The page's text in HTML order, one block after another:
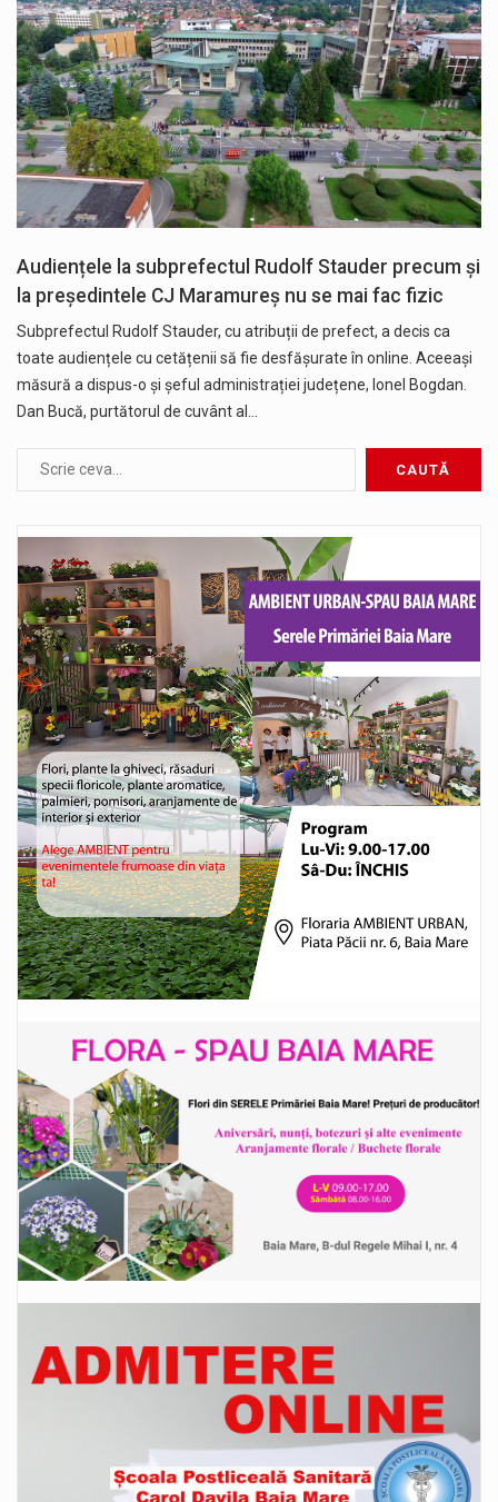
Audiențele la subprefectul Rudolf Stauder precum și
la președintele CJ Maramureș nu se mai fac fizic
Subprefectul Rudolf Stauder, cu atribuții de prefect, a decis ca
toate audiențele cu cetățenii să fie desfășurate în online. Aceeași
măsură a dispus-o și șeful administrației județene, Ionel Bogdan.
Dan Bucă, purtătorul de cuvânt al…